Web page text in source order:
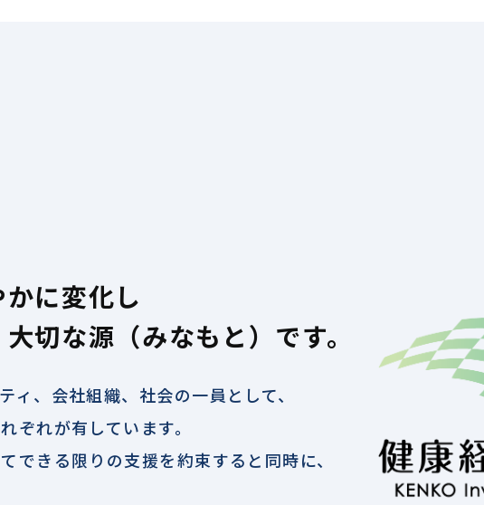
に変化し
大切な源（みなもと）です。
ィ、会社組織、社会の一員として、
ぞれが有しています。
できる限りの支援を約束すると同時に、